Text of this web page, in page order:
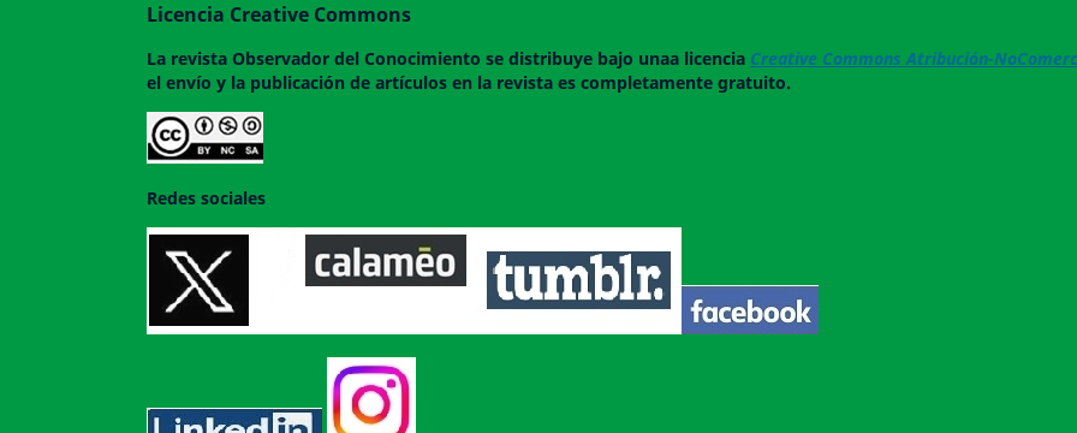
Licencia Creative Commons
La revista Observador del Conocimiento se distribuye bajo unaa licencia Creative Commons Atribución-
el envío y la publicación de artículos en la revista es completamente gratuito.
Redes sociales